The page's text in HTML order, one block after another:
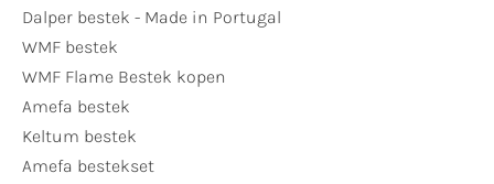
Dalper bestek - Made in Portugal
WMF bestek
WMF Flame Bestek kopen
Amefa bestek
Keltum bestek
Amefa bestekset